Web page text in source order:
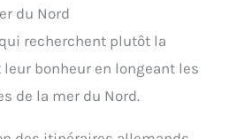
du Nord
recherchent plutôt la
bonheur en longeant les
de la mer du Nord.